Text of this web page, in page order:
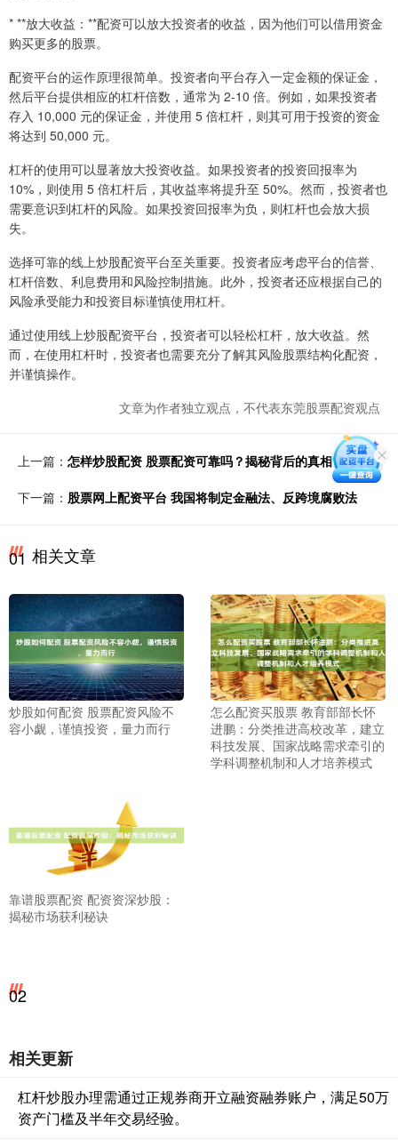
* **放大收益：**配资可以放大投资者的收益，因为他们可以借用资金
购买更多的股票。
配资平台的运作原理很简单。投资者向平台存入一定金额的保证金，
然后平台提供相应的杠杆倍数，通常为 2-10 倍。例如，如果投资者
存入 10,000 元的保证金，并使用 5 倍杠杆，则其可用于投资的资金
将达到 50,000 元。
杠杆的使用可以显著放大投资收益。如果投资者的投资回报率为
10%，则使用 5 倍杠杆后，其收益率将提升至 50%。然而，投资者也
需要意识到杠杆的风险。如果投资回报率为负，则杠杆也会放大损
失。
选择可靠的线上炒股配资平台至关重要。投资者应考虑平台的信誉、
杠杆倍数、利息费用和风险控制措施。此外，投资者还应根据自己的
风险承受能力和投资目标谨慎使用杠杆。
通过使用线上炒股配资平台，投资者可以轻松杠杆，放大收益。然
而，在使用杠杆时，投资者也需要充分了解其风险股票结构化配资，
并谨慎操作。
文章为作者独立观点，不代表东莞股票配资观点
上一篇： 怎样炒股配资 股票配资可靠吗？揭秘背后的真相
下一篇： 股票网上配资平台 我国将制定金融法、反跨境腐败法
01 相关文章
炒股如何配资 股票配资风险不
容小觑，谨慎投资，量力而行
怎么配资买股票 教育部部长怀
进鹏：分类推进高校改革，建立
科技发展、国家战略需求牵引的
学科调整机制和人才培养模式
靠谱股票配资 配资资深炒股：
揭秘市场获利秘诀
02
相关更新
杠杆炒股办理需通过正规券商开立融资融券账户，满足50万
资产门槛及半年交易经验。